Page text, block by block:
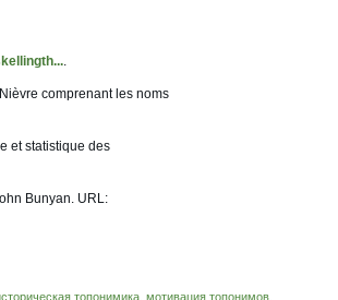
.
comprenant les noms
et statistique des
Bunyan. URL:
топонимика мотивация топонимов